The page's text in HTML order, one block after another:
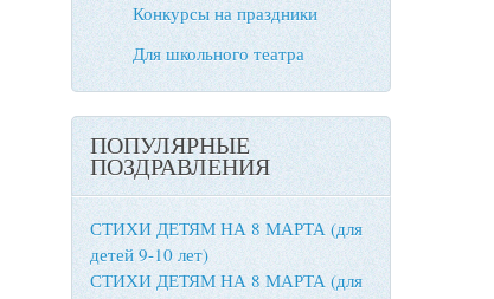
Конкурсы на праздники
Для школьного театра
ПОПУЛЯРНЫЕ
ПОЗДРАВЛЕНИЯ
СТИХИ ДЕТЯМ НА 8 МАРТА (для
детей 9-10 лет)
СТИХИ ДЕТЯМ НА 8 МАРТА (для